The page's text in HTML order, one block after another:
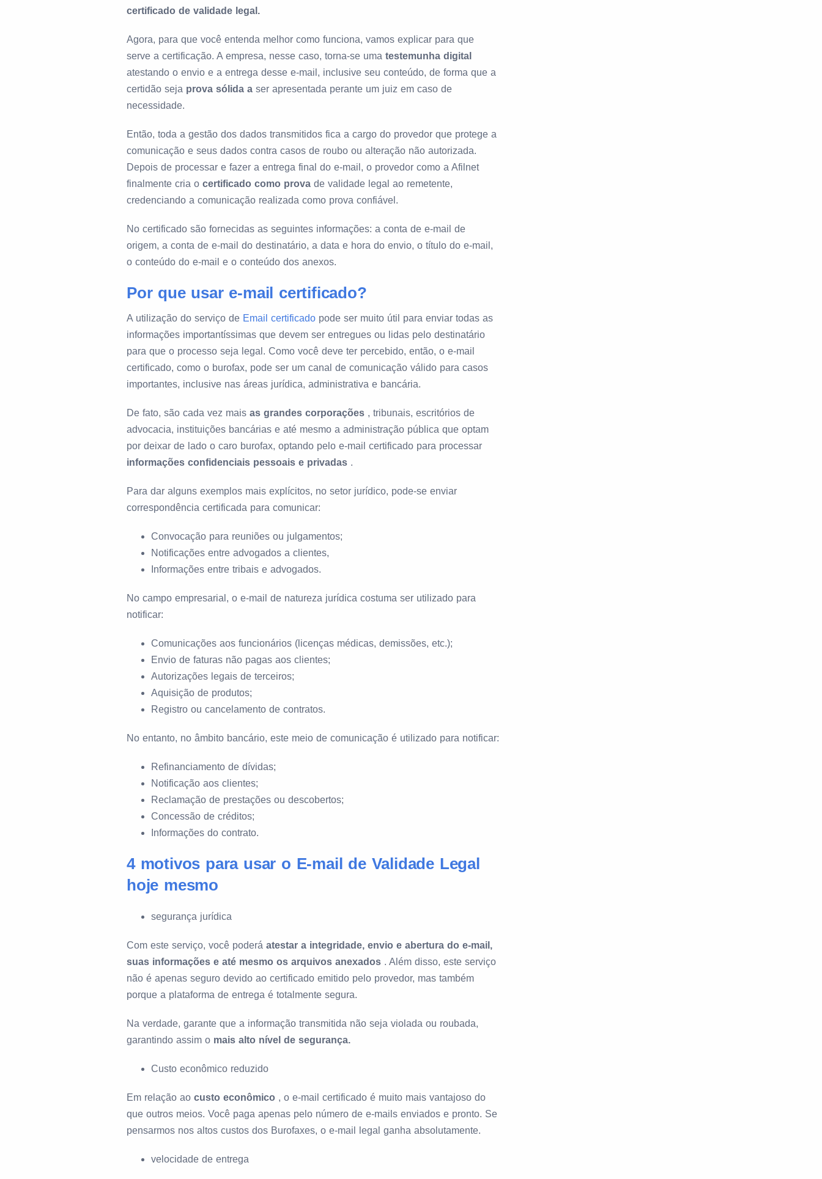
certificado de validade legal.
Agora, para que você entenda melhor como funciona, vamos explicar para que
serve a certificação. A empresa, nesse caso, torna-se uma testemunha digital
atestando o envio e a entrega desse e-mail, inclusive seu conteúdo, de forma que a
certidão seja prova sólida a ser apresentada perante um juiz em caso de
necessidade.
Então, toda a gestão dos dados transmitidos fica a cargo do provedor que protege a
comunicação e seus dados contra casos de roubo ou alteração não autorizada.
Depois de processar e fazer a entrega final do e-mail, o provedor como a Afilnet
finalmente cria o certificado como prova de validade legal ao remetente,
credenciando a comunicação realizada como prova confiável.
No certificado são fornecidas as seguintes informações: a conta de e-mail de
origem, a conta de e-mail do destinatário, a data e hora do envio, o título do e-mail,
o conteúdo do e-mail e o conteúdo dos anexos.
Por que usar e-mail certificado?
A utilização do serviço de Email certificado pode ser muito útil para enviar todas as
informações importantíssimas que devem ser entregues ou lidas pelo destinatário
para que o processo seja legal. Como você deve ter percebido, então, o e-mail
certificado, como o burofax, pode ser um canal de comunicação válido para casos
importantes, inclusive nas áreas jurídica, administrativa e bancária.
De fato, são cada vez mais as grandes corporações , tribunais, escritórios de
advocacia, instituições bancárias e até mesmo a administração pública que optam
por deixar de lado o caro burofax, optando pelo e-mail certificado para processar
informações confidenciais pessoais e privadas .
Para dar alguns exemplos mais explícitos, no setor jurídico, pode-se enviar
correspondência certificada para comunicar:
Convocação para reuniões ou julgamentos;
Notificações entre advogados a clientes,
Informações entre tribais e advogados.
No campo empresarial, o e-mail de natureza jurídica costuma ser utilizado para
notificar:
Comunicações aos funcionários (licenças médicas, demissões, etc.);
Envio de faturas não pagas aos clientes;
Autorizações legais de terceiros;
Aquisição de produtos;
Registro ou cancelamento de contratos.
No entanto, no âmbito bancário, este meio de comunicação é utilizado para notificar:
Refinanciamento de dívidas;
Notificação aos clientes;
Reclamação de prestações ou descobertos;
Concessão de créditos;
Informações do contrato.
4 motivos para usar o E-mail de Validade Legal
hoje mesmo
segurança jurídica
Com este serviço, você poderá atestar a integridade, envio e abertura do e-mail,
suas informações e até mesmo os arquivos anexados . Além disso, este serviço
não é apenas seguro devido ao certificado emitido pelo provedor, mas também
porque a plataforma de entrega é totalmente segura.
Na verdade, garante que a informação transmitida não seja violada ou roubada,
garantindo assim o mais alto nível de segurança.
Custo econômico reduzido
Em relação ao custo econômico , o e-mail certificado é muito mais vantajoso do
que outros meios. Você paga apenas pelo número de e-mails enviados e pronto. Se
pensarmos nos altos custos dos Burofaxes, o e-mail legal ganha absolutamente.
velocidade de entrega